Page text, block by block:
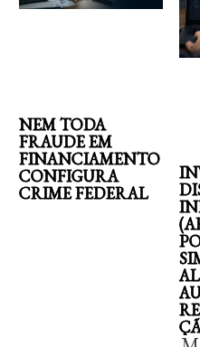
NEM TODA
FRAUDE EM
FINANCIAMENTO
CONFIGURA
CRIME FEDERAL